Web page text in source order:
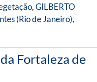
,GILBERTO
(Rio de Janeiro),
Fortaleza de